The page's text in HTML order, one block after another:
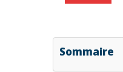
Sommaire